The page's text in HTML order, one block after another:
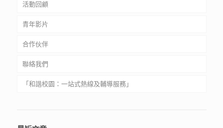
處理投訴及意見流程
文字獨白
孤獨類型分析
活動回顧
青年影片
合作伙伴
中小學
大專院校
聯絡我們
「和諧校園：一站式熱線及輔導服務」
Harmonious School: One-Stop Hotline and Counselling